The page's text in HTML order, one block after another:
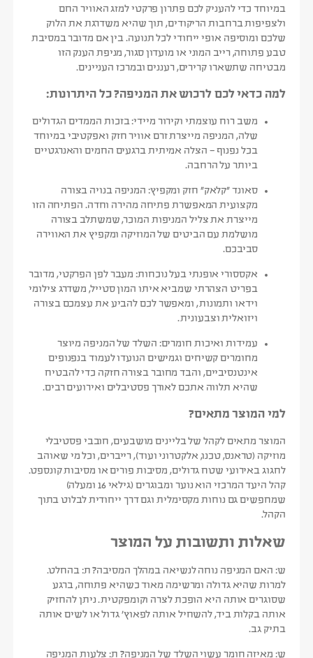
במיוחד כדי להעניק לכם פתרון פרקטי למזג האוויר החם
ולצפיפות ברחבות הריקודים, תוך שהיא משדרגת את הלוק
שלכם ומוסיפה אופי ייחודי לכל תנועה. בין אם מדובר במסיבת
טבע פתוחה, רייב המוני או מועדון סגור, מניפת הענק הזו
מבטיחה שתשארו קרירים, רעננים ובמרכז העניינים.
למה כדאי לכם לרכוש את המניפה? כל היתרונות:
משב רוח עוצמתי וקירור מיידי:בזכות הממדים הגדולים
שלה, המניפה מייצרת זרם אוויר חזק ואפקטיבי במיוחד
בכל נפנוף – הצלה אמיתית ברגעים החמים והאנרגטיים
ביותר על הרחבה.
סאונד “קלאק” חזק ומקפיץ: המניפה בנויה בצורה
מקצועית המאפשרת פתיחה מהירה וחדה. הפתיחה הזו
מייצרת את צליל המניפות המוכר, שמשתלב בצורה
מושלמת עם הביטים של המוזיקה ומקפיץ את האווירה
סביבכם.
אקססורי אופנתי בעל נוכחות:מעבר לפן הפרקטי, מדובר
בפריט הצהרתי שמביא איתו המון סטייל, משדרג צילומי
וידאו ותמונות, ומאפשר לכם להביע את עצמכם בצורה
ויזואלית וצבעונית.
עמידות ואיכות חומרים: השלד של המניפה מיוצר
מחומרים קשיחים וגמישים הנועדו לעמוד בנפנופים
אינטנסיביים, והבד מחובר בצורה חזקה כדי להבטיח
שהיא תלווה אתכם לאורך פסטיבלים ואירועים רבים.
למי המוצר מתאים?
המוצר מתאים לקהל של בליינים מושבעים, חובבי פסטיבלי
מוזיקה (טראנס, טכנו, אלקטרוני ועוד), רייברים, וכל מי שאוהב
לחגוג באירועי שטח גדולים, מסיבות פורים או מסיבות קונספט.
קהל היעד המרכזי הוא נוער ומבוגרים (גילאי 16 ומעלה)
שמחפשים גם נוחות מקסימלית וגם דרך ייחודית לבלוט בתוך
הקהל.
שאלות ותשובות על המוצר
ש: האם המניפה נוחה לנשיאה במהלך המסיבה? ת: בהחלט.
למרות שהיא גדולה ומרשימה מאוד כשהיא פתוחה, ברגע
שסוגרים אותה היא הופכת לצרה וקומפקטית. ניתן להחזיק
אותה בקלות ביד, להשחיל אותה לפאוץ’ גדול או לשים אותה
בתיק גב.
ש: מאיזה חומר עשוי השלד של המניפה? ת:צלעות המניפה